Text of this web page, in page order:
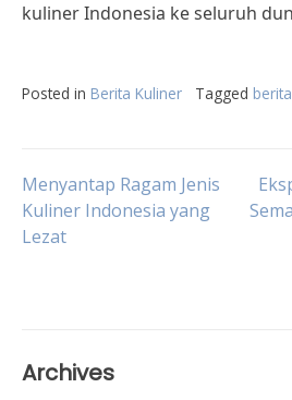
kuliner Indonesia ke seluruh
Posted in Berita Kuliner Tagged
Post
navigation
Menyantap Ragam Jenis
Kuliner Indonesia yang
Lezat
Archives